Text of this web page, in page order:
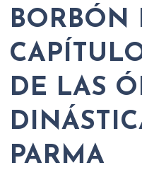
BORBÓN
DE LAS
PARMA